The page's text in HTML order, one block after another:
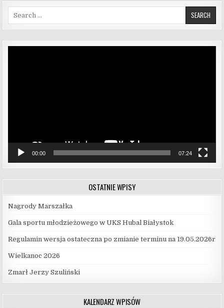
00:00 07:24
OSTATNIE WPISY
Nagrody Marszałka
Gala sportu młodzieżowego w UKS Hubal Białystok
Regulamin wersja ostateczna po zmianie terminu na 19.05.2026r
Wielkanoc 2026
Zmarł Jerzy Szuliński
KALENDARZ WPISÓW